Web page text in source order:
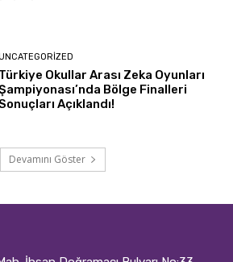
Türkiye Okullar Arası Zeka Oyunları
Bölge Finalleri
Açıklandı!
Devamını Göster